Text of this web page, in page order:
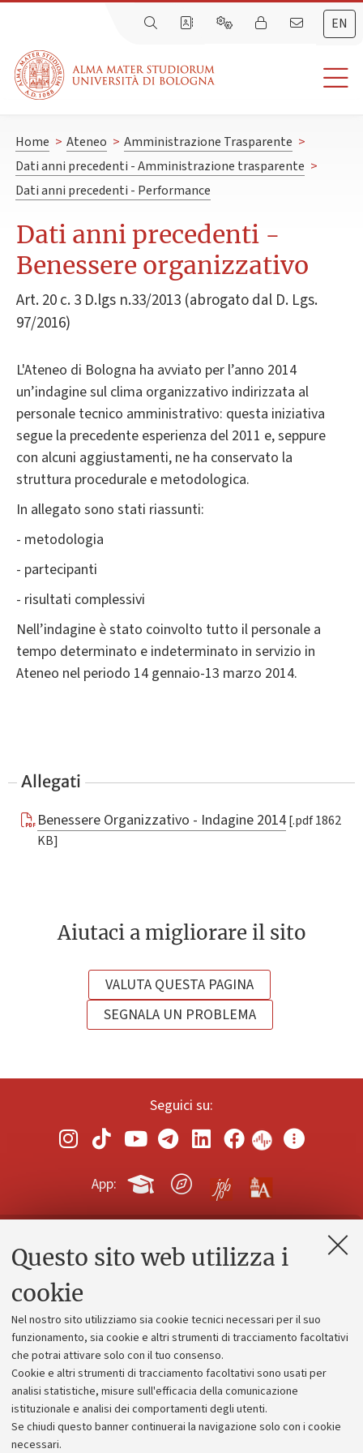
Questo sito web utilizza i
cookie
Nel nostro sito utilizziamo sia cookie tecnici necessari per il suo
funzionamento, sia cookie e altri strumenti di tracciamento facoltativi
che potrai attivare solo con il tuo consenso.
Cookie e altri strumenti di tracciamento facoltativi sono usati per
analisi statistiche, misure sull'efficacia della comunicazione
istituzionale e analisi dei comportamenti degli utenti.
Se chiudi questo banner continuerai la navigazione solo con i cookie
necessari.
EN
Home > Ateneo > Amministrazione Trasparente >
Dati anni precedenti - Amministrazione trasparente >
Dati anni precedenti - Performance
Dati anni precedenti -
Benessere organizzativo
Art. 20 c. 3 D.lgs n.33/2013 (abrogato dal D. Lgs.
97/2016)
L'Ateneo di Bologna ha avviato per l’anno 2014
un’indagine sul clima organizzativo indirizzata al
personale tecnico amministrativo: questa iniziativa
segue la precedente esperienza del 2011 e, seppure
con alcuni aggiustamenti, ne ha conservato la
struttura procedurale e metodologica.
In allegato sono stati riassunti:
- metodologia
- partecipanti
- risultati complessivi
Nell’indagine è stato coinvolto tutto il personale a
tempo determinato e indeterminato in servizio in
Ateneo nel periodo 14 gennaio-13 marzo 2014.
Allegati
Benessere Organizzativo - Indagine 2014 [.pdf 1862
KB]
Aiutaci a migliorare il sito
VALUTA QUESTA PAGINA
SEGNALA UN PROBLEMA
Seguici su:
App:
Contatti e PEC
Alumni community
Piano strategico
Bilanci
Donazioni e 5x1000